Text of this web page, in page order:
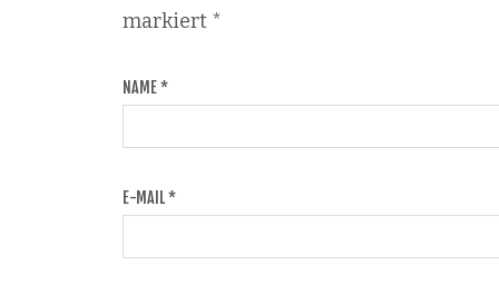
markiert *
NAME*
E-MAIL*